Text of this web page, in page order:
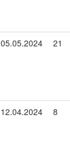
05.05.2024 21
12.04.2024 8